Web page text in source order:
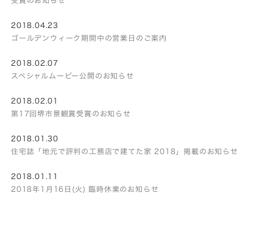
2018.04.23
ゴールデンウィーク期間中の営業日のご案内
2018.02.07
スペシャルムービー公開のお知らせ
2018.02.01
第17回堺市景観賞受賞のお知らせ
2018.01.30
住宅誌「地元で評判の工務店で建てた家 2018」掲載のお知らせ
2018.01.11
2018年1月16日(火) 臨時休業のお知らせ